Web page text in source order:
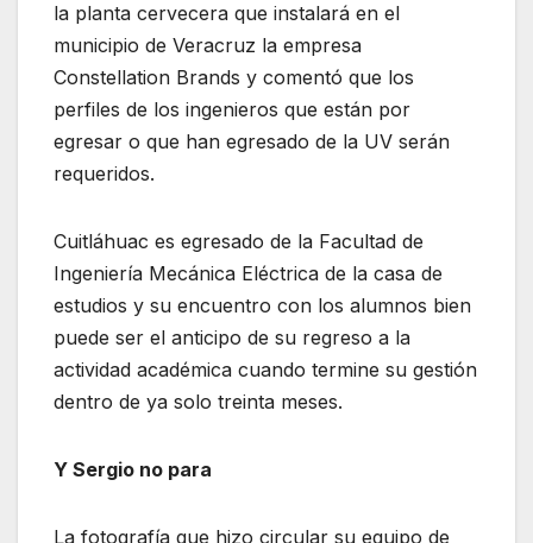
la planta cervecera que instalará en el
municipio de Veracruz la empresa
Constellation Brands y comentó que los
perfiles de los ingenieros que están por
egresar o que han egresado de la UV serán
requeridos.
Cuitláhuac es egresado de la Facultad de
Ingeniería Mecánica Eléctrica de la casa de
estudios y su encuentro con los alumnos bien
puede ser el anticipo de su regreso a la
actividad académica cuando termine su gestión
dentro de ya solo treinta meses.
Y Sergio no para
La fotografía que hizo circular su equipo de